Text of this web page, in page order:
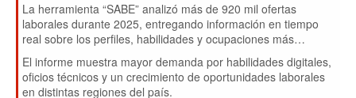
La herramienta “SABE” analizó más de 920 mil ofertas
laborales durante 2025, entregando información en tiempo
real sobre los perfiles, habilidades y ocupaciones más
demandadas por las empresas.
El informe muestra mayor demanda por habilidades digitales,
oficios técnicos y un crecimiento de oportunidades laborales
en distintas regiones del país.